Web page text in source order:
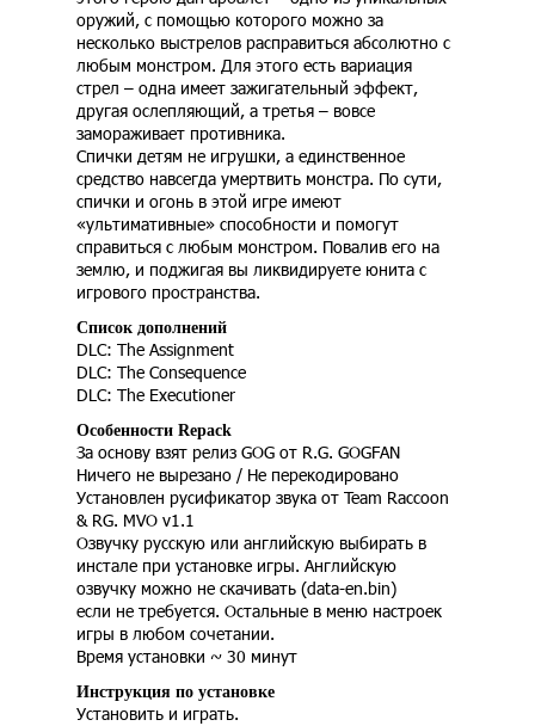
оружий, с помощью которого можно за
несколько выстрелов расправиться абсолютно с
любым монстром. Для этого есть вариация
стрел – одна имеет зажигательный эффект,
другая ослепляющий, а третья – вовсе
замораживает противника.
Спички детям не игрушки, а единственное
средство навсегда умертвить монстра. По сути,
спички и огонь в этой игре имеют
«ультимативные» способности и помогут
справиться с любым монстром. Повалив его на
землю, и поджигая вы ликвидируете юнита с
игрового пространства.
Список дополнений
DLC: The Assignment
DLC: The Consequence
DLC: The Executioner
Особенности Repack
За основу взят релиз GOG от R.G. GOGFAN
Ничего не вырезано / Не перекодировано
Установлен русификатор звука от Team Raccoon
& RG. MVO v1.1
Озвучку русскую или английскую выбирать в
инстале при установке игры. Английскую
озвучку можно не скачивать (data-en.bin)
если не требуется. Остальные в меню настроек
игры в любом сочетании.
Время установки ~ 30 минут
Инструкция по установке
Установить и играть.